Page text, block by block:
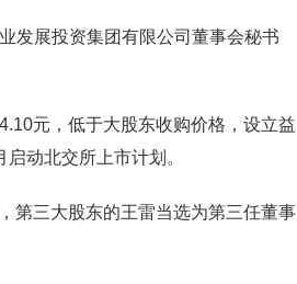
发展投资集团有限公司董事会秘书
元，低于大股东收购价格，设立益
动北交所上市计划。
第三大股东的王雷当选为第三任董事